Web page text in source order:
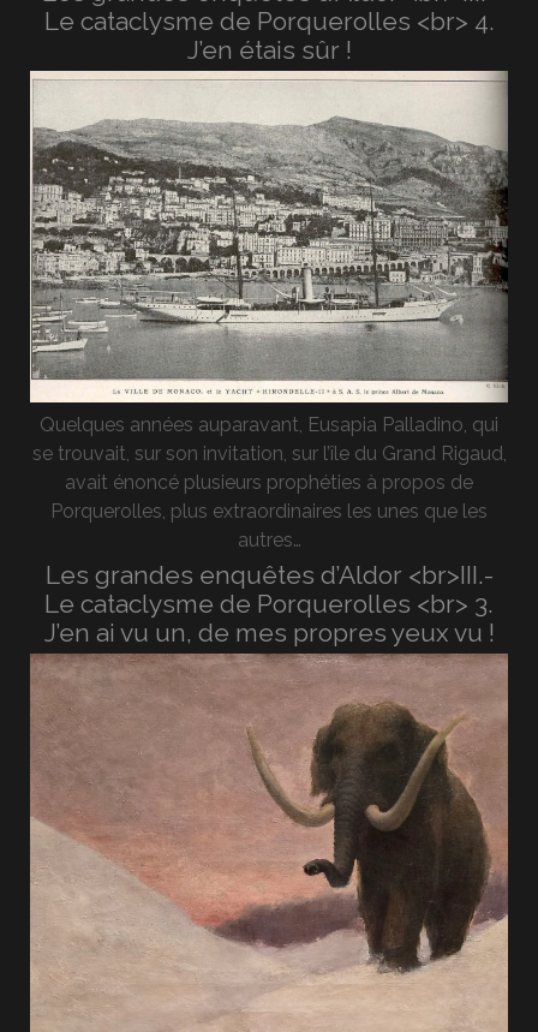
Le cataclysme de Porquerolles <br> 4.
J’en étais sûr !
Quelques années auparavant, Eusapia Palladino, qui
se trouvait, sur son invitation, sur l’île du Grand Rigaud,
avait énoncé plusieurs prophéties à propos de
Porquerolles, plus extraordinaires les unes que les
autres…
Les grandes enquêtes d’Aldor <br>III.-
Le cataclysme de Porquerolles <br> 3.
J’en ai vu un, de mes propres yeux vu !